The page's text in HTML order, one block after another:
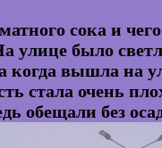
сока и
улице было
когда вышла на
стала очень
обещали без